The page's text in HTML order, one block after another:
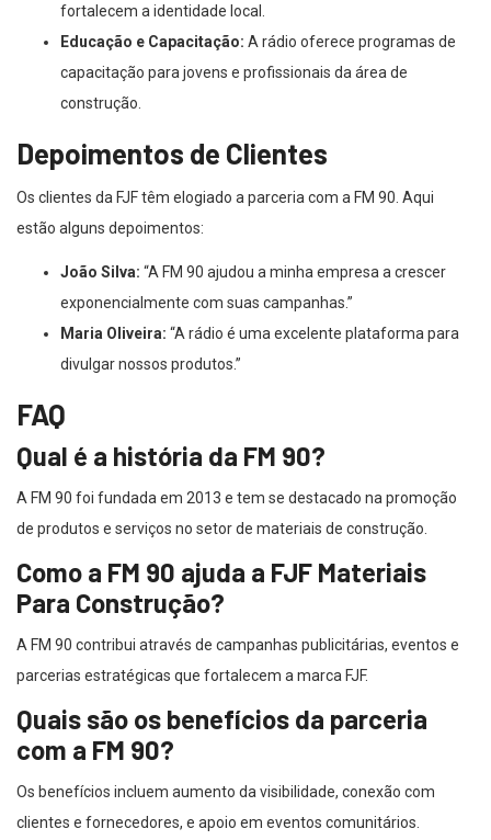
fortalecem a identidade local.
Educação e Capacitação: A rádio oferece programas de
capacitação para jovens e profissionais da área de
construção.
Depoimentos de Clientes
Os clientes da FJF têm elogiado a parceria com a FM 90. Aqui
estão alguns depoimentos:
João Silva: “A FM 90 ajudou a minha empresa a crescer
exponencialmente com suas campanhas.”
Maria Oliveira: “A rádio é uma excelente plataforma para
divulgar nossos produtos.”
FAQ
Qual é a história da FM 90?
A FM 90 foi fundada em 2013 e tem se destacado na promoção
de produtos e serviços no setor de materiais de construção.
Como a FM 90 ajuda a FJF Materiais
Para Construção?
A FM 90 contribui através de campanhas publicitárias, eventos e
parcerias estratégicas que fortalecem a marca FJF.
Quais são os benefícios da parceria
com a FM 90?
Os benefícios incluem aumento da visibilidade, conexão com
clientes e fornecedores, e apoio em eventos comunitários.